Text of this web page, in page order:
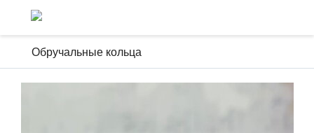
Обручальные кольца